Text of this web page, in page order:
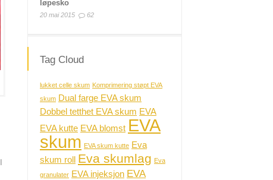
løpesko
20 mai 2015 62
Tag Cloud
lukket celle skum Komprimering støpt EVA
skum Dual farge EVA skum
Dobbel tetthet EVA skum EVA
EVA kutte EVA blomst EVA
skum EVA skum kutte Eva
skum roll
Eva skumlag Eva
granulater EVA injeksjon EVA